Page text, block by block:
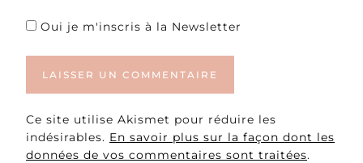
Oui je m'inscris à la Newsletter
Ce site utilise Akismet pour réduire les
indésirables. En savoir plus sur la façon dont les
données de vos commentaires sont traitées.